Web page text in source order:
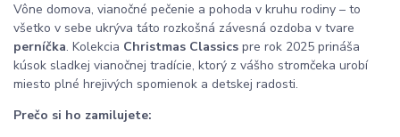
Vône domova, vianočné pečenie a pohoda v kruhu rodiny – to
všetko v sebe ukrýva táto rozkošná závesná ozdoba v tvare
perníčka. Kolekcia Christmas Classics pre rok 2025 prináša
kúsok sladkej vianočnej tradície, ktorý z vášho stromčeka urobí
miesto plné hrejivých spomienok a detskej radosti.
Prečo si ho zamilujete: